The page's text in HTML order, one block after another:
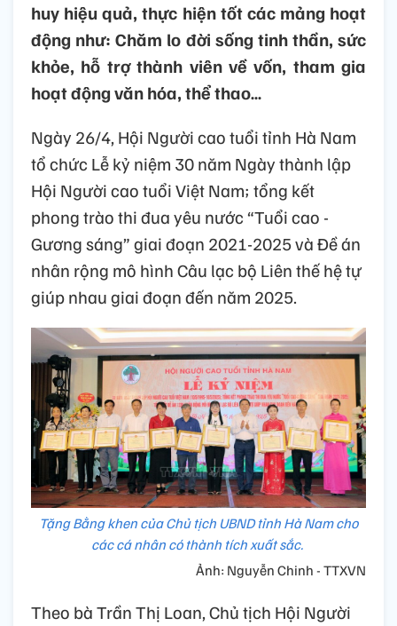
huy hiệu quả, thực hiện tốt các mảng hoạt
động như: Chăm lo đời sống tinh thần, sức
khỏe, hỗ trợ thành viên về vốn, tham gia
hoạt động văn hóa, thể thao…
Ngày 26/4, Hội Người cao tuổi tỉnh Hà Nam
tổ chức Lễ kỷ niệm 30 năm Ngày thành lập
Hội Người cao tuổi Việt Nam; tổng kết
phong trào thi đua yêu nước “Tuổi cao -
Gương sáng” giai đoạn 2021-2025 và Đề án
nhân rộng mô hình Câu lạc bộ Liên thế hệ tự
giúp nhau giai đoạn đến năm 2025.
Tặng Bằng khen của Chủ tịch UBND tỉnh Hà Nam cho
các cá nhân có thành tích xuất sắc.
Ảnh: Nguyễn Chinh - TTXVN
Theo bà Trần Thị Loan, Chủ tịch Hội Người